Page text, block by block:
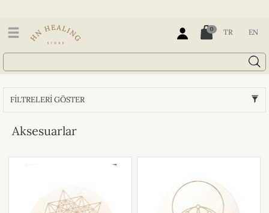
0 TR EN
FİLTRELERİ GÖSTER
Aksesuarlar